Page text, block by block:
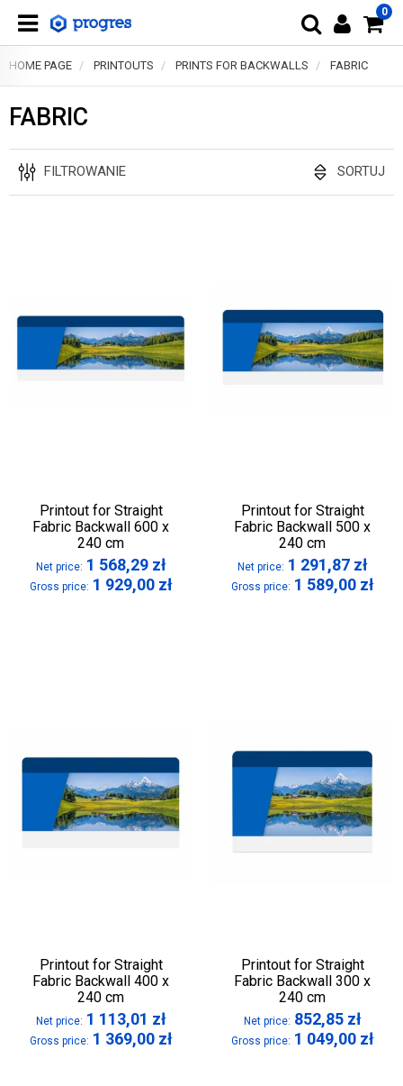
0
HOME PAGE PRINTOUTS PRINTS FOR BACKWALLS FABRIC
FABRIC
FILTROWANIE SORTUJ
Printout for Straight
Fabric Backwall 600 x
240 cm
Net price: 1 568,29 zł
Gross price: 1 929,00 zł
Printout for Straight
Fabric Backwall 500 x
240 cm
Net price: 1 291,87 zł
Gross price: 1 589,00 zł
Printout for Straight
Fabric Backwall 400 x
240 cm
Net price: 1 113,01 zł
Gross price: 1 369,00 zł
Printout for Straight
Fabric Backwall 300 x
240 cm
Net price: 852,85 zł
Gross price: 1 049,00 zł